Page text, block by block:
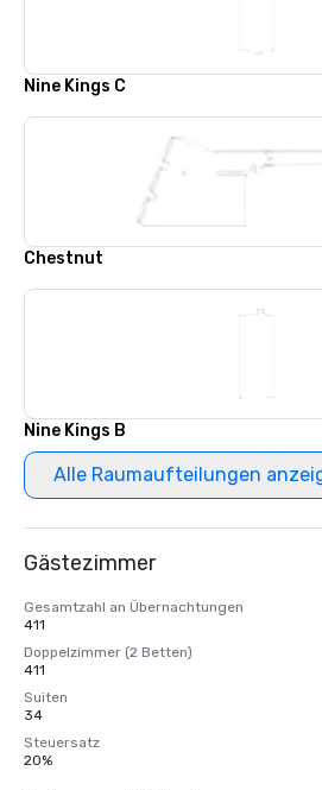
Nine Kings C
Chestnut
Nine Kings B
Alle Raumaufteilungen
Gästezimmer
Gesamtzahl an Übernachtungen
411
Doppelzimmer (2 Betten)
411
Suiten
34
Steuersatz
20%